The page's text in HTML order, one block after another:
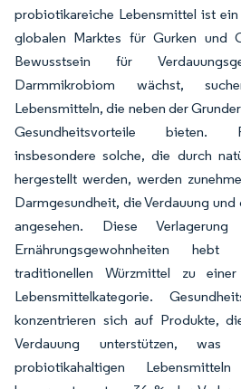
probiotikareiche Lebensmittel ist
globalen Marktes für Gurken und
Bewusstsein für
Darmmikrobiom wächst,
Lebensmitteln, die neben der
Gesundheitsvorteile bieten.
insbesondere solche, die durch
hergestellt werden, werden
Darmgesundheit, die Verdauung
angesehen. Diese
Ernährungsgewohnheiten
traditionellen Würzmittel zu einer
Lebensmittelkategorie.
konzentrieren sich auf Produkte,
Verdauung unterstützen,
probiotikahaltigen